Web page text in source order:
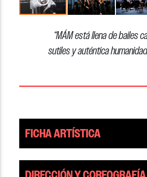
“MÁM está llena de bailes
sutiles y auténtica
FICHA ARTÍSTICA